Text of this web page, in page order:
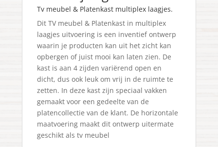
Tv meubel & Platenkast multiplex laagjes.
Dit TV meubel & Platenkast in multiplex
laagjes uitvoering is een inventief ontwerp
waarin je producten kan uit het zicht kan
opbergen of juist mooi kan laten zien. De
kast is aan 4 zijden variërend open en
dicht, dus ook leuk om vrij in de ruimte te
zetten. In deze kast zijn speciaal vakken
gemaakt voor een gedeelte van de
platencollectie van de klant. De horizontale
maatvoering maakt dit ontwerp uitermate
geschikt als tv meubel